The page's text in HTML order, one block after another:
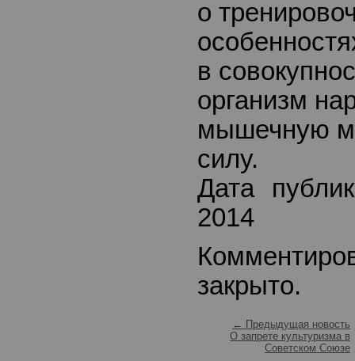
о
в
организм
мышечную
силу.
Дата
2014
закрыто.
← Предыдущая новость
О запрете культуризма в
Советском Союзе